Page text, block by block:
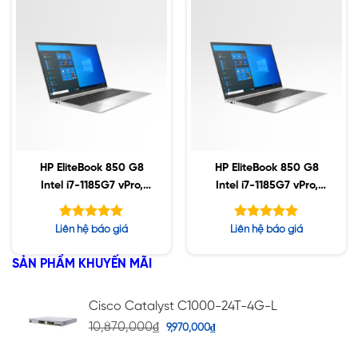
HP EliteBook 850 G8
Intel i7-1185G7 vPro,
32GB, 1TB SSD, 15.6″
Được xếp
5 sao
Liên hệ báo giá
HP EliteBook 850 G8
Intel i7-1185G7 vPro,
64GB, 512GB SSD,
Được xếp
Liên hệ báo giá
SẢN PHẨM KHUYẾN MÃI
Cisco Catalyst C1000-24T-4G-L
10,870,000₫ 9,970,000₫